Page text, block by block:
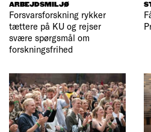
ARBEJDSMILJØ
Forsvarsforskning rykker
tættere på KU og rejser
svære spørgsmål om
forskningsfrihed